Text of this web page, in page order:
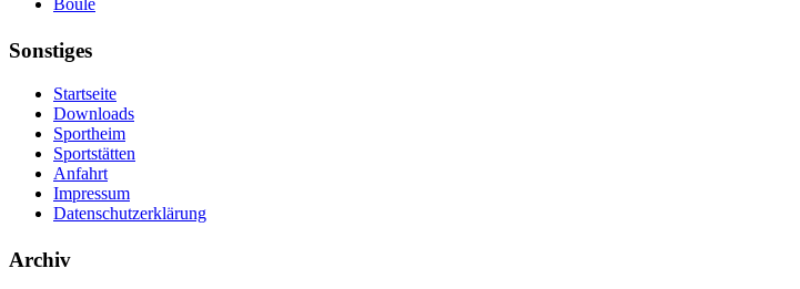
Boule
Sonstiges
Startseite
Downloads
Sportheim
Sportstätten
Anfahrt
Impressum
Datenschutzerklärung
Archiv